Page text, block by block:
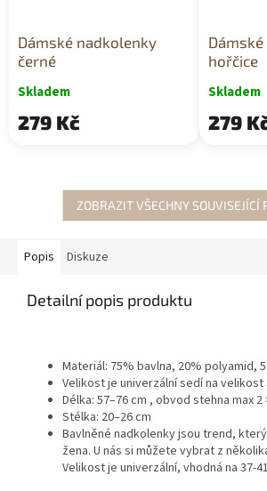
Dámské nadkolenky
černé
Skladem
279 Kč
hořčice
Skladem
279
ZOBRAZIT VŠECHNY SOUVISEJÍCÍ
Popis Diskuze
Detailní popis produktu
Materiál: 75% bavlna, 20% polyamid,
Velikost je univerzální sedí na velikost
Délka: 57–76 cm , obvod stehna max 2
Stélka: 20–26 cm
Bavlněné nadkolenky jsou trend,
žena. U nás si můžete vybrat z
Velikost je univerzální, vhodná na 37-